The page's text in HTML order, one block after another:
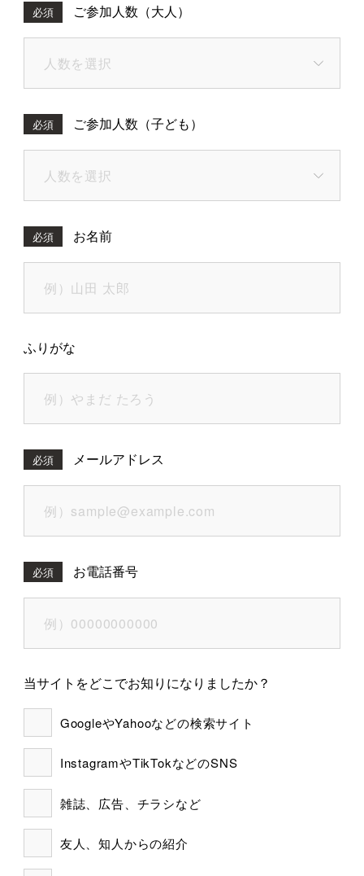
必須 ご参加人数（大人）
必須 ご参加人数（子ども）
必須 お名前
ふりがな
必須 メールアドレス
必須 お電話番号
当サイトをどこでお知りになりましたか？
GoogleやYahooなどの検索サイト
InstagramやTikTokなどのSNS
雑誌、広告、チラシなど
友人、知人からの紹介